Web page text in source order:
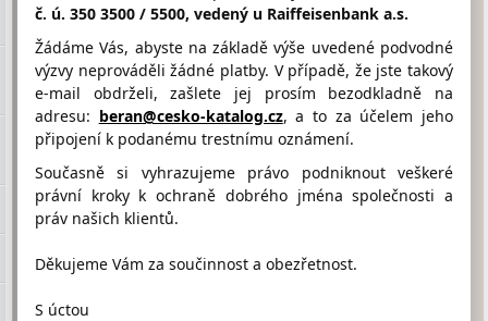
0 Bodů
1 Bod 2 Body 3 Body
Umístění ZŠ A MŠ Kněžmost na Google maps
č. ú. 350 3500 / 5500, vedený u Raiffeisenbank a.s.
Žádáme Vás, abyste na základě výše uvedené podvodné
výzvy neprováděli žádné platby. V případě, že jste takový
e-mail obdrželi, zašlete jej prosím bezodkladně na
adresu: beran@cesko-katalog.cz, a to za účelem jeho
připojení k podanému trestnímu oznámení.
Současně si vyhrazujeme právo podniknout veškeré
právní kroky k ochraně dobrého jména společnosti a
práv našich klientů.
Děkujeme Vám za součinnost a obezřetnost.
S úctou